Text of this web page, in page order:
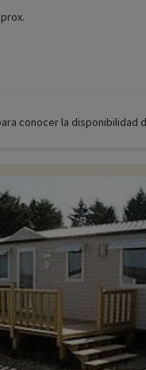
conocer la disponibilidad